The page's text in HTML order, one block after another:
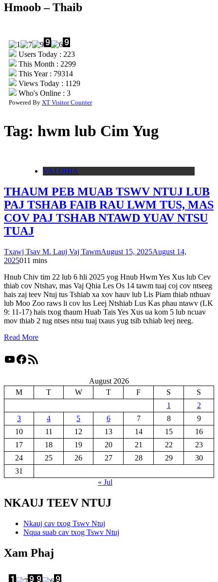
Hmoob – Thaib
Users Today : 223
This Month : 2299
This Year : 79314
Views Today : 1129
Who's Online : 3
Powered By XT Visitor Counter
Tag: hwm lub Cim Yug
VAJ QHIA
THAUM PEB MUAB TSWV NTUJ LUB
PAJ TSHAB FAIB RAU LWM TUS, MAS
COV PAJ TSHAB NTAWD YUAV NTSU
TUAJ
Txawj Tsav M. Lauj Vaj TawmAugust 15, 2025August 14,
2025011 mins
Hnub Chiv tim 22 lub 6 hli 2025 yog Hnub Hwm Yes Xus lub Cev
thiab cov Ntshav, mas Vaj Qhia Les Os 14 tawm tuaj coj cov ntseeg
hais zaj teev Ntuj tus Tshiab xa xov hauv lub Lis Piam thiab nthuav
lub Moo Zoo raws li cov lus Leej Ntshiab Lus Kas phau ntawv (LK
9: 11-17) hais txog thaum Huab Tais Yes Xus ua kom 5 lub ncuav
mov thiab 2 tug ntses ntsu tuaj txaus yug tsib txhiab leej neeg.
Read More
YouTube
Facebook
RSS Feed
August 2026
M
T W T F S
S
1
2
3
4 5 6 7 8
9
10
11 12 13 14 15
16
17
18 19 20 21 22
23
24
25 26 27 28 29
30
31
« Jul
NKAUJ TEEV NTUJ
Nkauj cav txog Tswv Ntuj
Nqua suab cav txog Tswv Ntuj
Xam Phaj